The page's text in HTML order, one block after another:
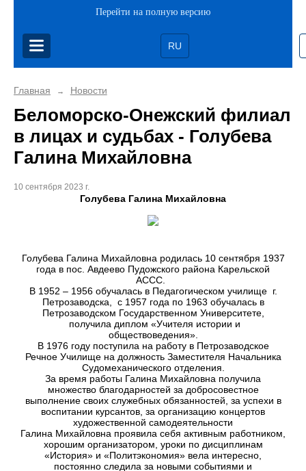
Перейти на полную версию
RU
Главная → Новости
Беломорско-Онежский филиал
в лицах и судьбах - Голубева
Галина Михайловна
10 сентября 2023 г.
Голубева Галина Михайловна
Голубева Галина Михайловна родилась 10 сентября 1937
года в пос. Авдеево Пудожского района Карельской
АССС.
В 1952 – 1956 обучалась в Педагогическом училище г.
Петрозаводска, c 1957 года по 1963 обучалась в
Петрозаводском Государственном Университете,
получила диплом «Учителя истории и
обществоведения».
В 1976 году поступила на работу в Петрозаводское
Речное Училище на должность Заместителя Начальника
Судомеханического отделения.
За время работы Галина Михайловна получила
множество благодарностей за добросовестное
выполнение своих служебных обязанностей, за успехи в
воспитании курсантов, за организацию концертов
художественной самодеятельности
Галина Михайловна проявила себя активным работником,
хорошим организатором, уроки по дисциплинам
«История» и «Политэкономия» вела интересно,
постоянно следила за новыми событиями и